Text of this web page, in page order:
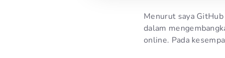
Menurut saya
dalam
online. Pada